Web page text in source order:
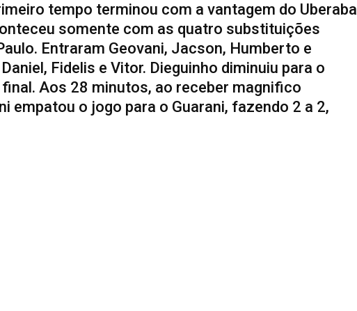
tempo terminou com a vantagem do Uberaba
somente com as quatro substituições
Entraram Geovani, Jacson, Humberto e
Fidelis e Vitor. Dieguinho diminuiu para o
Aos 28 minutos, ao receber magnifico
empatou o jogo para o Guarani, fazendo 2 a 2,